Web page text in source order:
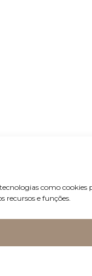
como
e funções.